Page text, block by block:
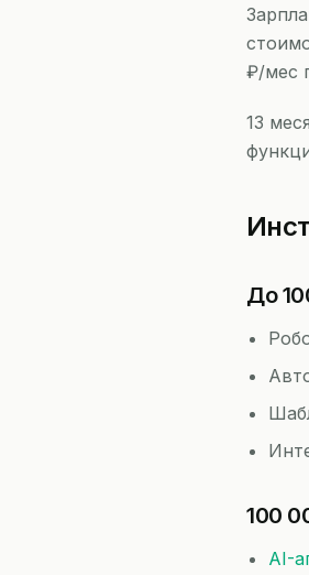
₽/мес
13
До
100
AI-